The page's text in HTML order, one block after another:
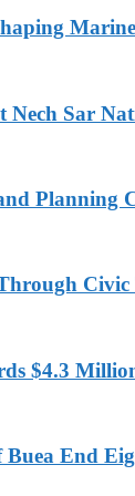
Nech Sar
Planning
Civic
$4.3
End